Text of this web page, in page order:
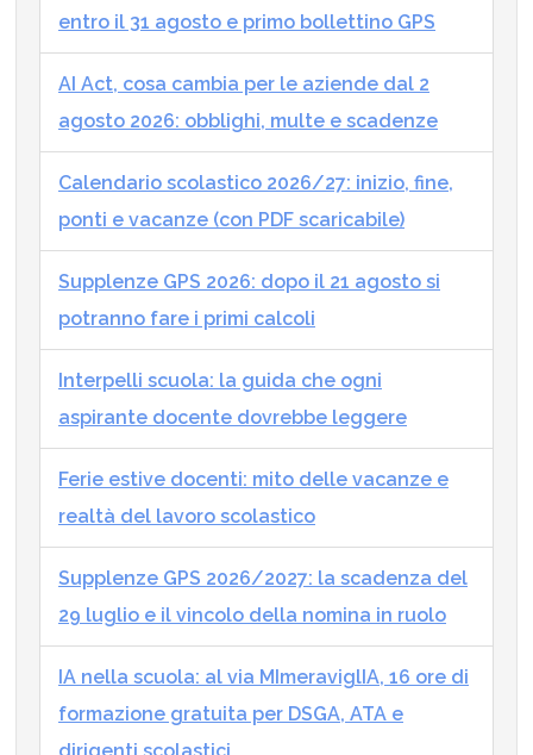
entro il 31 agosto e primo bollettino GPS
AI Act, cosa cambia per le aziende dal 2
agosto 2026: obblighi, multe e scadenze
Calendario scolastico 2026/27: inizio, fine,
ponti e vacanze (con PDF scaricabile)
Supplenze GPS 2026: dopo il 21 agosto si
potranno fare i primi calcoli
Interpelli scuola: la guida che ogni
aspirante docente dovrebbe leggere
Ferie estive docenti: mito delle vacanze e
realtà del lavoro scolastico
Supplenze GPS 2026/2027: la scadenza del
29 luglio e il vincolo della nomina in ruolo
IA nella scuola: al via MImeraviglIA, 16 ore di
formazione gratuita per DSGA, ATA e